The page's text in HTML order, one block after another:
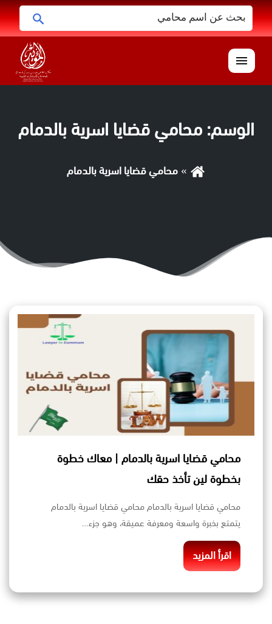
البحث
عن:
القائمة
الوسم:محامي قضايا اسرية بالدمام
محامي قضايا اسرية بالدمام
محامي قضايا اسرية بالدمام | معاك خطوة
بخطوة لين تأخذ حقك
محامي قضايا اسرية بالدمام محامي قضايا اسرية بالدمام
يتمتع بخبرة واسعة ومعرفة عميقة، وهو جزء…
اقرأ المزيد